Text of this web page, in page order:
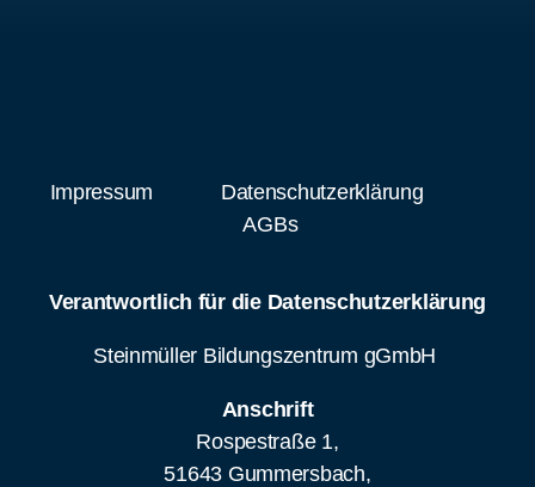
Impressum
Datenschutzerklärung
AGBs
Verantwortlich für die Datenschutzerklärung
Steinmüller Bildungszentrum gGmbH
Anschrift
Rospestraße 1,
51643 Gummersbach,